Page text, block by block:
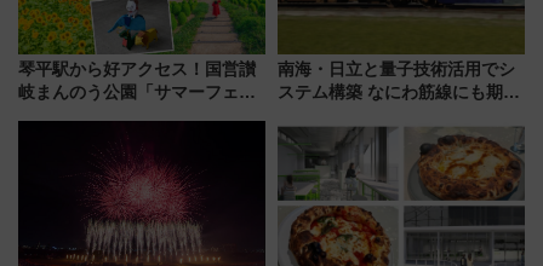
琴平駅から好アクセス！国営讃
岐まんのう公園「サマーフェス
ブトムシに楽しいがいっぱい
南海・日立と量子技術活用でシ
ステム構築 なにわ筋線にも期待